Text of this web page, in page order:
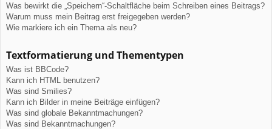
Was bewirkt die „Speichern“-Schaltfläche beim Schreiben eines Beitrags?
Warum muss mein Beitrag erst freigegeben werden?
Wie markiere ich ein Thema als neu?
Textformatierung und Thementypen
Was ist BBCode?
Kann ich HTML benutzen?
Was sind Smilies?
Kann ich Bilder in meine Beiträge einfügen?
Was sind globale Bekanntmachungen?
Was sind Bekanntmachungen?